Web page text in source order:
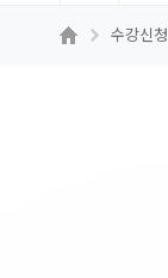
트
수강신청